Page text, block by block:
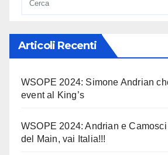
Articoli Recenti
WSOPE 2024: Simone Andrian
event al King’s
WSOPE 2024: Andrian e
del Main, vai Italia!!!